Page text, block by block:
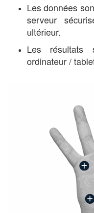
Les données
serveur
ultérieur.
Les résultats
ordinateur /